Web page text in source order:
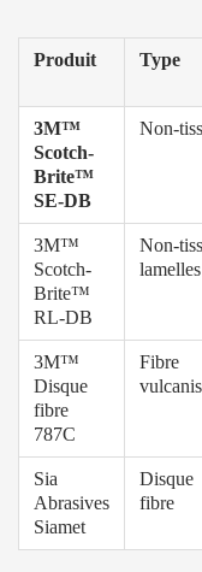
Produit Type
3M™
Scotch-
Brite™
SE-DB
Non-
3M™
Scotch-
Brite™
RL-DB
Non-
lamelles
3M™
Disque
fibre
787C
Fibre
Sia
Abrasives
Siamet
Disque
fibre